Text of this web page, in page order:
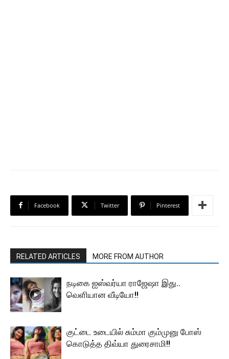
Facebook Twitter Pinterest
RELATED ARTICLES MORE FROM AUTHOR
நடிகை ஐஸ்வர்யா ராஜேஷா இது..
வெளியான வீடியோ!!
குட்டை உடையில் சும்மா கும்முனு போஸ்
கொடுத்த திவ்யா துரைசாமி!!